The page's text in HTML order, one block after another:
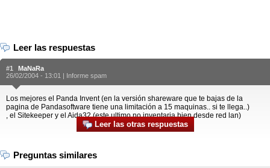
Leer las respuestas
#1
MaNaRa
26/02/2004 - 13:01 | Informe spam
Los mejores el Panda Invent (en la versión shareware que te bajas de la
pagina de Pandasoftware tiene una limitación a 15 maquinas.. si te llega..)
, el Sitekeeper y el Aida32 (este ultimo no inventaria bien desde red lan)
Leer las otras respuestas
Preguntas similares